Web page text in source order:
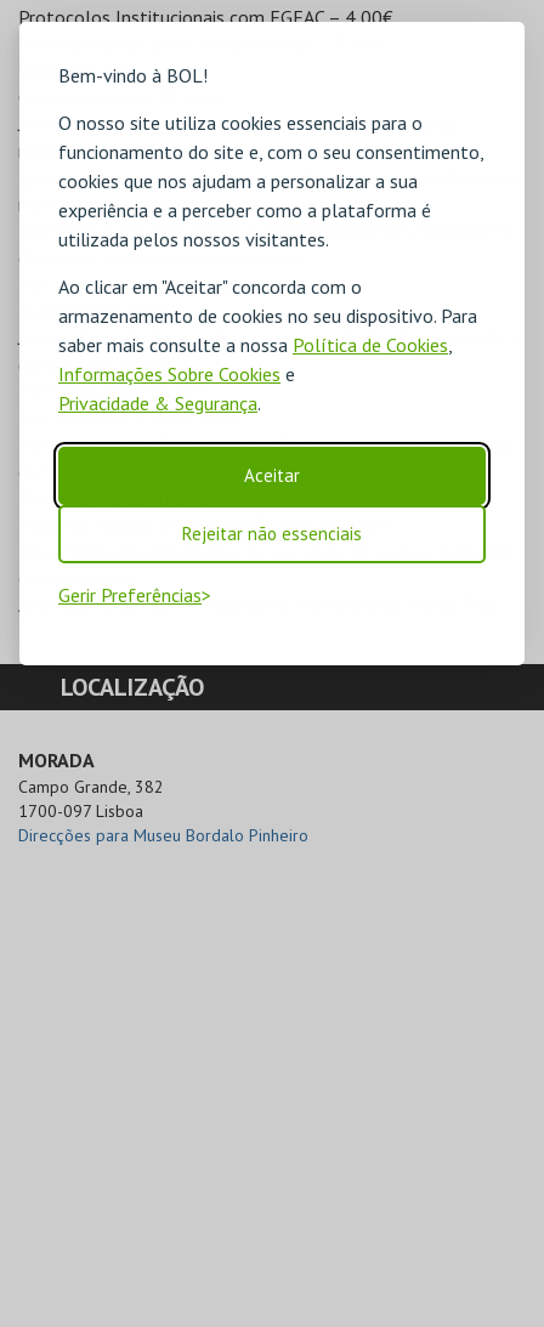
Bem-vindo à BOL!
O nosso site utiliza cookies essenciais para o
funcionamento do site e, com o seu consentimento,
cookies que nos ajudam a personalizar a sua
experiência e a perceber como a plataforma é
utilizada pelos nossos visitantes.
Ao clicar em "Aceitar" concorda com o
armazenamento de cookies no seu dispositivo. Para
saber mais consulte a nossa Política de Cookies
Informações Sobre Cookies e
Privacidade & Segurança.
Aceitar
Rejeitar não essenciais
Gerir Preferências
Protocolos Institucionais com EGEAC – 4,00€
Entrada Livre
Crianças até aos 12 anos
Jovens 13-23 anos (residentes no concelho de Lisboa,
mediante comprovativo)
Igual ou superior a 65 anos (residentes no concelho de Lisboa,
mediante comprovativo)
Domingos e feriados até às 14 horas (residentes no concelho
de Lisboa, mediante comprovativo)
Dia Internacional dos Museus, 18 de maio
Funcionários EGEAC
Jornalistas – Profissionais em exercício de funções específicas
(solicitação prévia)
Membros APOM/ICOM
Portadores deLisboa Card
Investigadores e Professores – Credenciados ou em exercício
de funções (solicitação prévia)
Profissionais de Turismo
Mecenas institucionais (identificados pelo CA)
Desempregados (residentes no concelho de Lisboa, mediante
comprovativo)
Acompanhantes de Pessoa com Características Específicas
LOCALIZAÇÃO
MORADA
Campo Grande, 382
1700-097 Lisboa
Direcções para Museu Bordalo Pinheiro